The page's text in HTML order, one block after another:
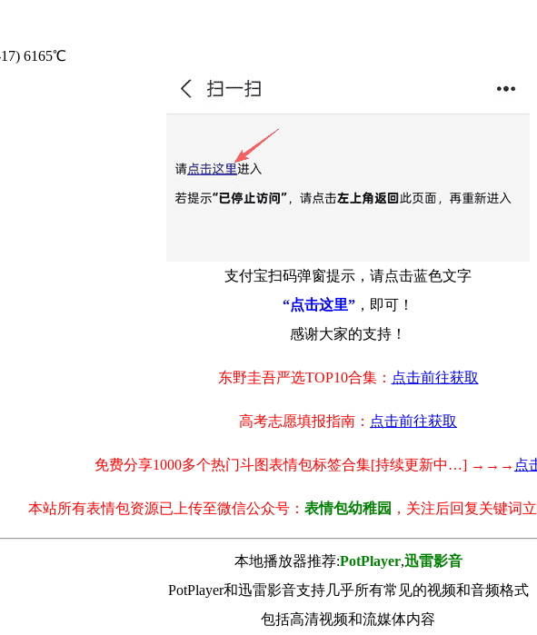
6165℃
支付宝扫码弹窗提示，请点击蓝色文字
“点击这里” ，即可！
感谢大家的支持！
东野圭吾严选TOP10合集： 点击前往获取
高考志愿填报指南： 点击前往获取
免费分享1000多个热门斗图表情包标签合集[持续更新中…] →→→ 点
本站所有表情包资源已上传至微信公众号： 表情包幼稚园 ，关注后回复关键词
本地播放器推荐:РotРlayer,迅雷影音
PotPlayer和迅雷影音支持几乎所有常见的视频和音频格式
包括高清视频和流媒体内容